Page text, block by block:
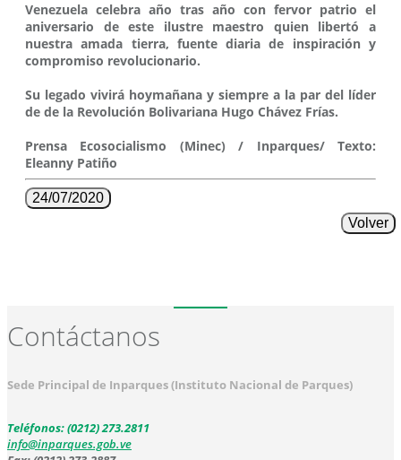
Venezuela celebra año tras año con fervor patrio el
aniversario de este ilustre maestro quien libertó a
nuestra amada tierra, fuente diaria de inspiración y
compromiso revolucionario.
Su legado vivirá hoymañana y siempre a la par del líder
de de la Revolución Bolivariana Hugo Chávez Frías.
Prensa Ecosocialismo (Minec) / Inparques/ Texto:
Eleanny Patiño
24/07/2020
Volver
Contáctanos
Sede Principal de Inparques (Instituto Nacional de Parques)
Teléfonos: (0212) 273.2811
info@inparques.gob.ve